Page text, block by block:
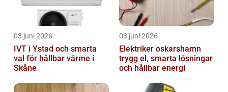
03 juni 2026
IVT i Ystad och smarta
val för hållbar värme i
Skåne
03 juni 2026
Elektriker oskarshamn
trygg el, smarta lösningar
och hållbar energi